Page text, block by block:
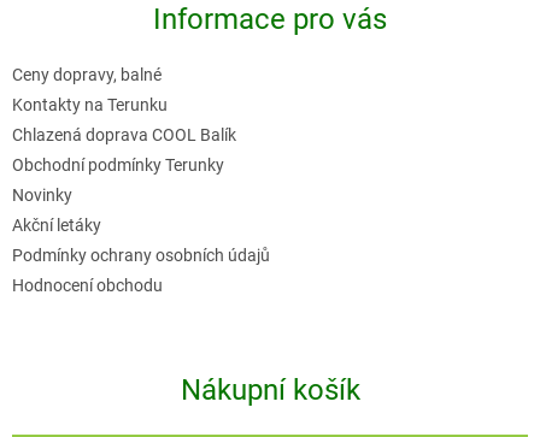
Informace pro vás
Ceny dopravy, balné
Kontakty na Terunku
Chlazená doprava COOL Balík
Obchodní podmínky Terunky
Novinky
Akční letáky
Podmínky ochrany osobních údajů
Hodnocení obchodu
Nákupní košík